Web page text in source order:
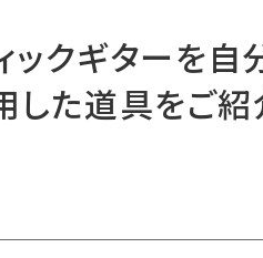
ックギターを自
した道具をご